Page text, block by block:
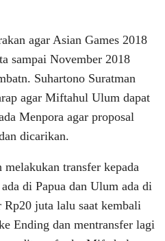
agar Asian Games 2018
sampai November 2018
Suhartono Suratman
agar Miftahul Ulum dapat
Menpora agar proposal
dicarikan.
transfer kepada
di Papua dan Ulum ada di
Rp20 juta lalu saat kembali
Ending dan mentransfer lagi